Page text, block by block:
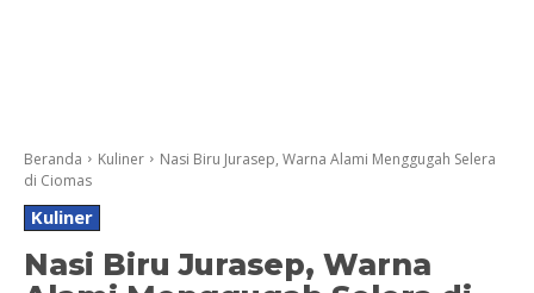
Beranda Kuliner
Nasi Biru Jurasep, Warna Alami Menggugah Selera
di Ciomas
Kuliner
Nasi Biru Jurasep, Warna